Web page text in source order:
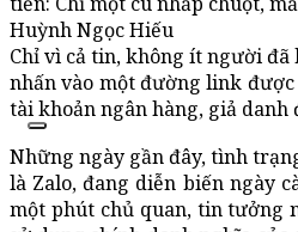
Huỳnh Ngọc Hiếu
Chỉ vì cả tin, không ít người
nhấn vào một đường link
tài khoản ngân hàng, giả danh
Những ngày gần đây, tình
là Zalo, đang diễn biến ngày
một phút chủ quan, tin tưởng